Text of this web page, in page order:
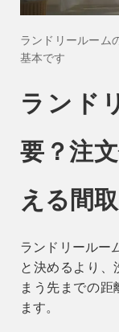
ランドリールーム
基本です
ランド
要？注
える間
ランドリールー
と決めるより、
まう先までの距
ます。